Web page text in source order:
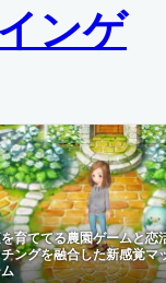
ンゲ
育ててる農園ゲームと恋
ングを融合した新感覚マ